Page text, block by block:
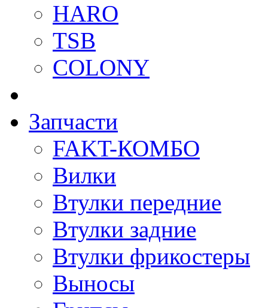
HARO
TSB
COLONY
Запчасти
FAKT-КОМБО
Вилки
Втулки передние
Втулки задние
Втулки фрикостеры
Выносы